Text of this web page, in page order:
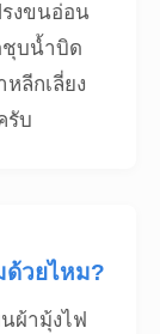
งขนอ่อน
ชุบน้ำบิด
ลีกเลี่ยง
รับ
ด้วยไหม?
ผ้ามุ้งไฟ